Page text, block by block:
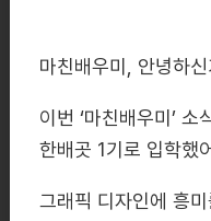
마친배우미, 안녕하
이번 ‘마친배우미’
한배곳 1기로 입학했
그래픽 디자인에 흥